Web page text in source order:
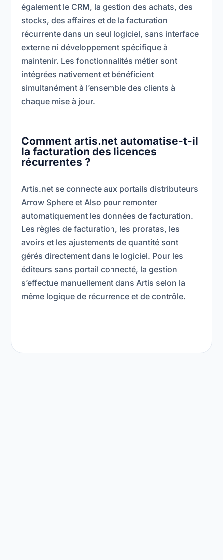
également le CRM, la gestion des achats, des
stocks, des affaires et de la facturation
récurrente dans un seul logiciel, sans interface
externe ni développement spécifique à
maintenir. Les fonctionnalités métier sont
intégrées nativement et bénéficient
simultanément à l’ensemble des clients à
chaque mise à jour.
Comment artis.net automatise-t-il
la facturation des licences
récurrentes ?
Artis.net se connecte aux portails distributeurs
Arrow Sphere et Also pour remonter
automatiquement les données de facturation.
Les règles de facturation, les proratas, les
avoirs et les ajustements de quantité sont
gérés directement dans le logiciel. Pour les
éditeurs sans portail connecté, la gestion
s’effectue manuellement dans Artis selon la
même logique de récurrence et de contrôle.